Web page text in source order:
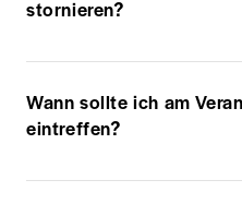
stornieren?
Wann sollte ich am
eintreffen?